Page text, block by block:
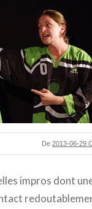
De2013-06-29
impros dont